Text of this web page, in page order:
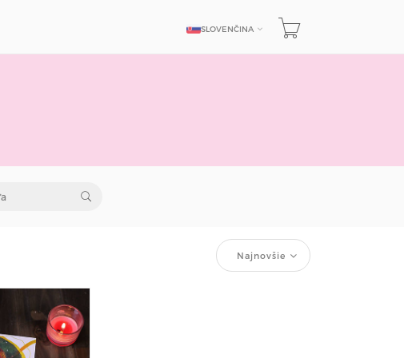
SLOVENČINA
JAZYK
Najnovšie